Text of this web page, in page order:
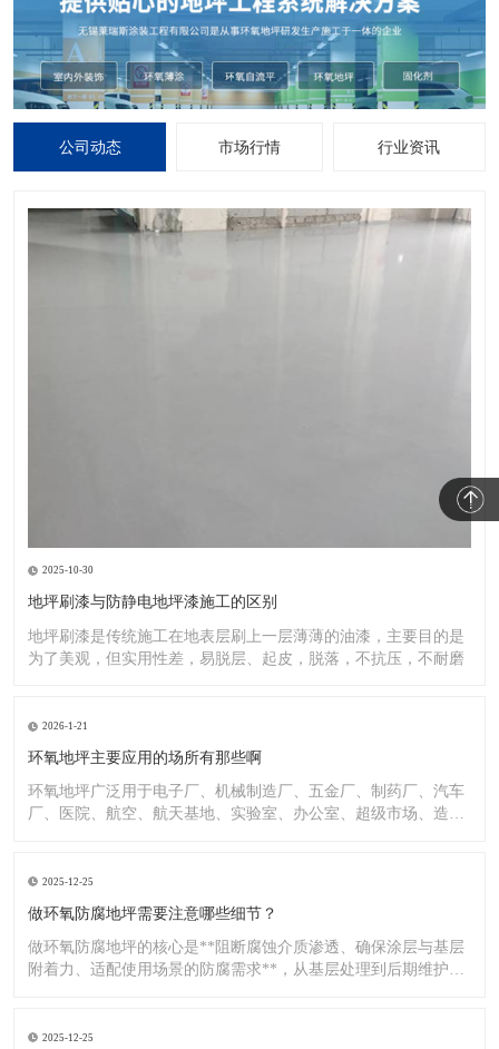
公司动态 市场行情 行业资讯
2025-10-30
地坪刷漆与防静电地坪漆施工的区别
地坪刷漆是传统施工在地表层刷上一层薄薄的油漆，主要目的是
为了美观，但实用性差，易脱层、起皮，脱落，不抗压，不耐磨
2026-1-21
环氧地坪主要应用的场所有那些啊
环氧地坪广泛用于电子厂、机械制造厂、五金厂、制药厂、汽车
厂、医院、航空、航天基地、实验室、办公室、超级市场、造纸
2025-12-25
做环氧防腐地坪需要注意哪些细节？
做环氧防腐地坪的核心是**阻断腐蚀介质渗透、确保涂层与基层
附着力、适配使用场景的防腐需求**，从基层处理到后期维护，
2025-12-25